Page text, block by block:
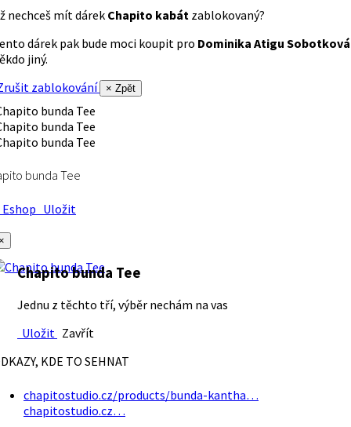
nechceš mít dárek Chapito kabát zablokovaný?
dárek pak bude moci koupit pro Dominika Atigu Sobotková
jiný.
zablokování
× Zpět
bunda Tee
Uložit
Chapito bunda Tee
Jednu z těchto tří, výběr nechám na vas
Uložit Zavřít
KDE TO SEHNAT
chapitostudio.cz/products/bunda-kantha…
chapitostudio.cz…